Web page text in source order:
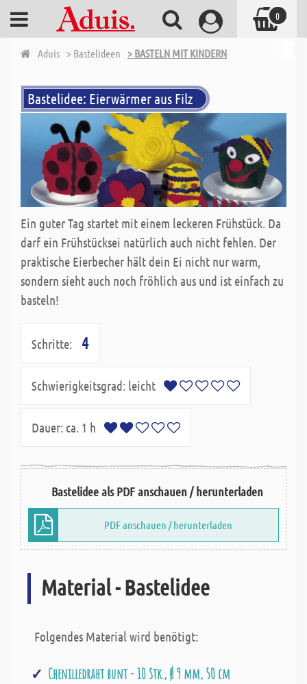
Aduis > Bastelideen > BASTELN MIT KINDERN
Bastelidee: Eierwärmer aus Filz
Ein guter Tag startet mit einem leckeren Frühstück. Da
darf ein Frühstücksei natürlich auch nicht fehlen. Der
praktische Eierbecher hält dein Ei nicht nur warm,
sondern sieht auch noch fröhlich aus und ist einfach zu
basteln!
Schritte: 4
Schwierigkeitsgrad: leicht
Dauer: ca. 1 h
Bastelidee als PDF anschauen / herunterladen
PDF anschauen / herunterladen
Material - Bastelidee
Folgendes Material wird benötigt:
Chenilledraht bunt - 10 Stk., Ø 9 mm, 50 cm
0